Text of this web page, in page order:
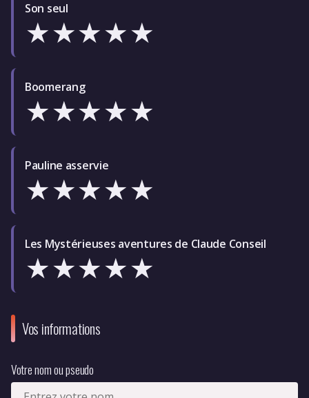
Son seul
★★★★★
Boomerang
★★★★★
Pauline asservie
★★★★★
Les Mystérieuses aventures de Claude Conseil
★★★★★
Vos informations
Votre nom ou pseudo